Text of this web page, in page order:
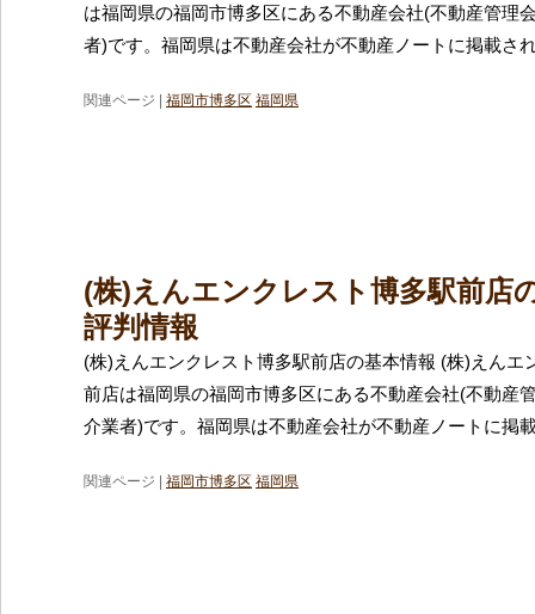
は福岡県の福岡市博多区にある不動産会社(不動産管理
者)です。福岡県は不動産会社が不動産ノートに掲載さ
関連ページ | 福岡市博多区 福岡県
(株)えんエンクレスト博多駅前店
評判情報
(株)えんエンクレスト博多駅前店の基本情報 (株)えんエ
前店は福岡県の福岡市博多区にある不動産会社(不動産
介業者)です。福岡県は不動産会社が不動産ノートに掲
関連ページ | 福岡市博多区 福岡県